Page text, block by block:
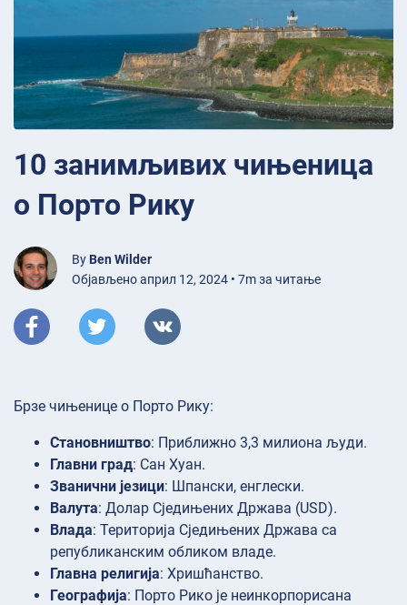
10 занимљивих чињеница
о Порто Рику
By Ben Wilder
Објављено април 12, 2024 • 7m за читање
Брзе чињенице о Порто Рику:
Становништво: Приближно 3,3 милиона људи.
Главни град: Сан Хуан.
Званични језици: Шпански, енглески.
Валута: Долар Сједињених Држава (USD).
Влада: Територија Сједињених Држава са
републиканским обликом владе.
Главна религија: Хришћанство.
Географија: Порто Рико је неинкорпорисана